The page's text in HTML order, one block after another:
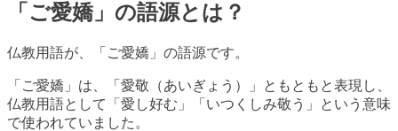
「ご愛嬌」の語源とは？
仏教用語が、「ご愛嬌」の語源です。
「ご愛嬌」は、「愛敬（あいぎょう）」ともともと表現し、
仏教用語として「愛し好む」「いつくしみ敬う」という意味
で使われていました。